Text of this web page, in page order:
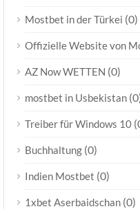
Mostbet in der Türkei (0)
Offizielle Website von
AZ Now WETTEN (0)
mostbet in Usbekistan
Treiber für Windows 10
Buchhaltung (0)
Indien Mostbet (0)
1xbet Aserbaidschan (0)